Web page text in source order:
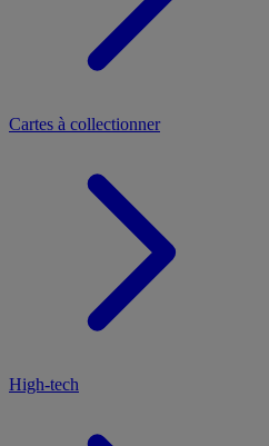
Cartes à collectionner
High-tech